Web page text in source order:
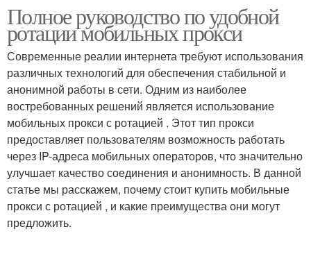
Прокси в сравнении Обычные прокси
Прокси при ротации
Прокси с антидетект-
браузерами
Прокси с антидетект-
браузером
Резидентные прокси
Полное руководство по удобной
ротации мобильных прокси
Современные реалии интернета требуют использования
различных технологий для обеспечения стабильной и
анонимной работы в сети. Одним из наиболее
востребованных решений является использование
мобильных прокси с ротацией . Этот тип прокси
предоставляет пользователям возможность работать
через IP-адреса мобильных операторов, что значительно
улучшает качество соединения и анонимность. В данной
статье мы расскажем, почему стоит купить мобильные
прокси с ротацией , и какие преимущества они могут
предложить.